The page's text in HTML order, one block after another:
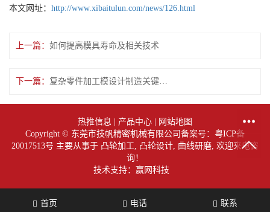
本文网址： http://www.xibaitulun.com/news/126.html
上一篇： 如何提高模具寿命及相关技术
下一篇：
热推信息 产品中心
网站地图
Copyright © 东莞市技帆精密机械有限公司备案号： 粤ICP备
20017513号 主要从事于 凸轮加工 凸轮设计 曲线研磨 , 欢迎来电咨
询！
技术支持：赢网科技
首页 电话 联系